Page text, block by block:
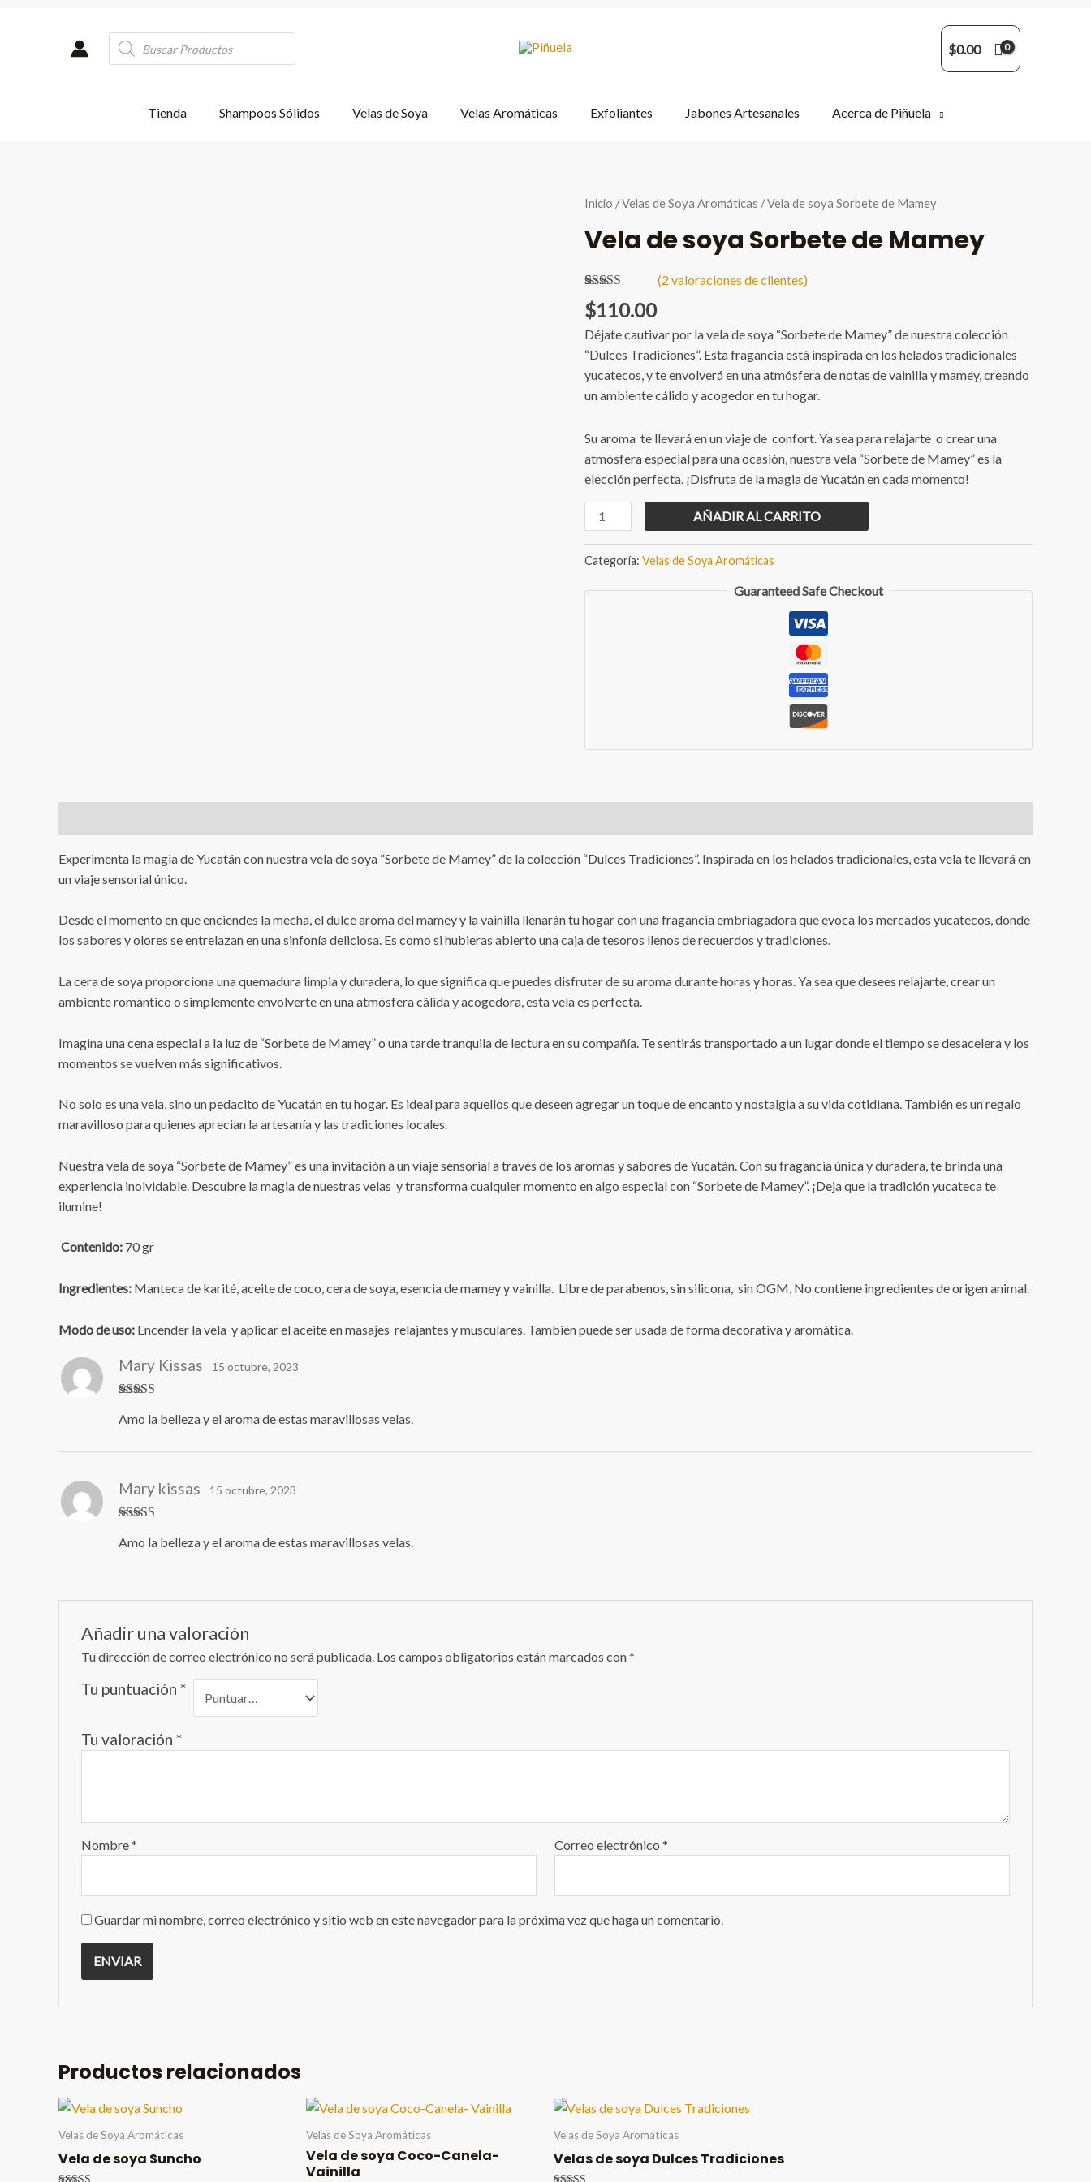
Products
search
$0.00
Tienda Shampoos Sólidos Velas de Soya Velas Aromáticas Exfoliantes Jabones Artesanales Acerca de Piñuela
Inicio /Velas de Soya Aromáticas / Vela de soya Sorbete de Mamey
Vela de soya Sorbete de Mamey
Valorado
5.00sobre 5
2
puntuaciones
de clientes
(2 valoraciones de clientes)
$110.00
Déjate cautivar por la vela de soya “Sorbete de Mamey” de nuestra colección
“Dulces Tradiciones”. Esta fragancia está inspirada en los helados tradicionales
yucatecos, y te envolverá en una atmósfera de notas de vainilla y mamey, creando
un ambiente cálido y acogedor en tu hogar.
Su aroma te llevará en un viaje de confort. Ya sea para relajarte o crear una
atmósfera especial para una ocasión, nuestra vela “Sorbete de Mamey” es la
elección perfecta. ¡Disfruta de la magia de Yucatán en cada momento!
Vela
de
Sorbete
de
AÑADIR AL CARRITO
Categoría: Velas de Soya Aromáticas
Guaranteed Safe Checkout
Experimenta la magia de Yucatán con nuestra vela de soya “Sorbete de Mamey” de la colección “Dulces Tradiciones”. Inspirada en los helados tradicionales, esta vela te llevará en
un viaje sensorial único.
Desde el momento en que enciendes la mecha, el dulce aroma del mamey y la vainilla llenarán tu hogar con una fragancia embriagadora que evoca los mercados yucatecos, donde
los sabores y olores se entrelazan en una sinfonía deliciosa. Es como si hubieras abierto una caja de tesoros llenos de recuerdos y tradiciones.
La cera de soya proporciona una quemadura limpia y duradera, lo que significa que puedes disfrutar de su aroma durante horas y horas. Ya sea que desees relajarte, crear un
ambiente romántico o simplemente envolverte en una atmósfera cálida y acogedora, esta vela es perfecta.
Imagina una cena especial a la luz de “Sorbete de Mamey” o una tarde tranquila de lectura en su compañía. Te sentirás transportado a un lugar donde el tiempo se desacelera y los
momentos se vuelven más significativos.
No solo es una vela, sino un pedacito de Yucatán en tu hogar. Es ideal para aquellos que deseen agregar un toque de encanto y nostalgia a su vida cotidiana. También es un regalo
maravilloso para quienes aprecian la artesanía y las tradiciones locales.
Nuestra vela de soya “Sorbete de Mamey” es una invitación a un viaje sensorial a través de los aromas y sabores de Yucatán. Con su fragancia única y duradera, te brinda una
experiencia inolvidable. Descubre la magia de nuestras velas y transforma cualquier momento en algo especial con “Sorbete de Mamey”. ¡Deja que la tradición yucateca te
ilumine!
Contenido: 70 gr
Ingredientes: Manteca de karité, aceite de coco, cera de soya, esencia de mamey y vainilla. Libre de parabenos, sin silicona, sin OGM. No contiene ingredientes de origen animal.
Modo de uso: Encender la vela y aplicar el aceite en masajes relajantes y musculares. También puede ser usada de forma decorativa y aromática.
5de 5
Mary Kissas 15 octubre, 2023
Amo la belleza y el aroma de estas maravillosas velas.
5de 5
Mary kissas 15 octubre, 2023
Amo la belleza y el aroma de estas maravillosas velas.
Añadir una valoración
Tu dirección de correo electrónico no será publicada. Los campos obligatorios están marcados con*
Tu puntuación *
Tu valoración *
Nombre* Correo electrónico*
Guardar mi nombre, correo electrónico y sitio web en este navegador para la próxima vez que haga un comentario.
Productos relacionados
Velas de Soya Aromáticas
Vela de soya Suncho
Velas de Soya Aromáticas
Vela de soya Coco-Canela-
Vainilla
Velas de Soya Aromáticas
Velas de soya Dulces Tradiciones